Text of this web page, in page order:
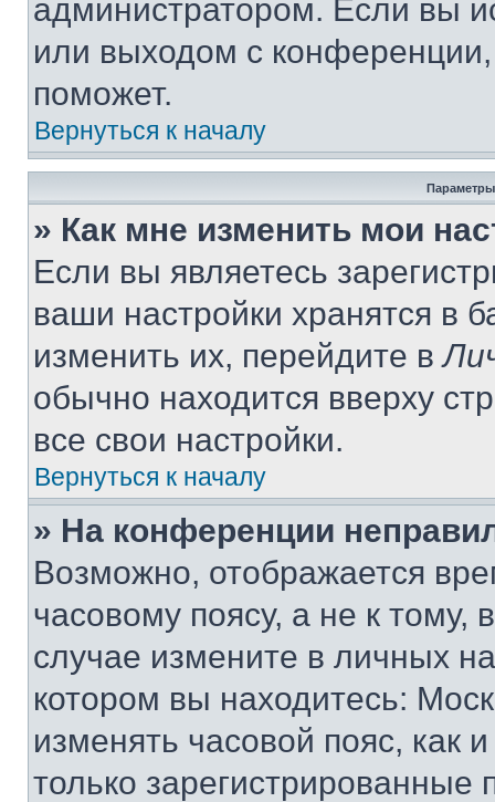
администратором. Если вы
или выходом с
поможет.
Вернуться к началу
Параметры
» Как мне изменить мои
Если вы являетесь
ваши настройки хранятся в
изменить их, перейдите в
обычно находится вверху
все свои настройки.
Вернуться к началу
» На конференции
Возможно, отображается
часовому поясу, а не к тому,
случае измените в личных
котором вы находитесь:
изменять часовой пояс, как
только